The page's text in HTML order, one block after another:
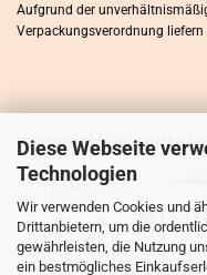
Diese Webseite
Technologien
Wir verwenden Cookies und
Drittanbietern, um die
gewährleisten, die Nutzung
ein bestmögliches
Aufgrund der
Verpackungsverordnung
WIR SIND MITLGLIED IM